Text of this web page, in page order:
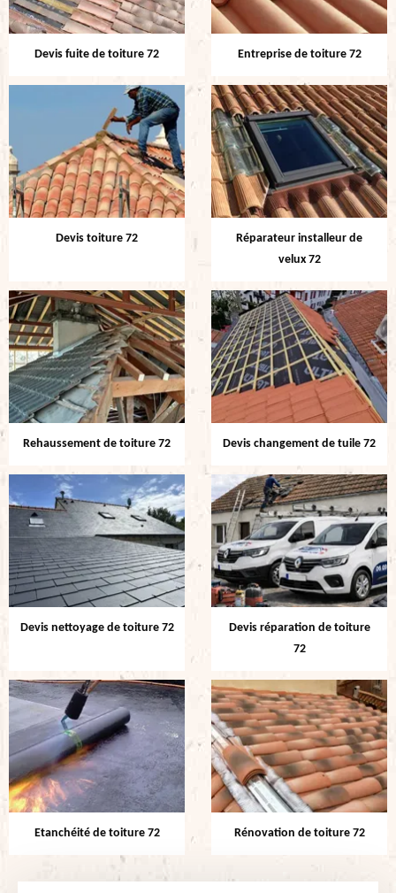
Devis fuite de toiture 72 Entreprise de toiture 72
Devis toiture 72
Réparateur installeur de
velux 72
Rehaussement de toiture 72 Devis changement de tuile 72
Devis nettoyage de toiture 72
Devis réparation de toiture
72
Etanchéité de toiture 72 Rénovation de toiture 72